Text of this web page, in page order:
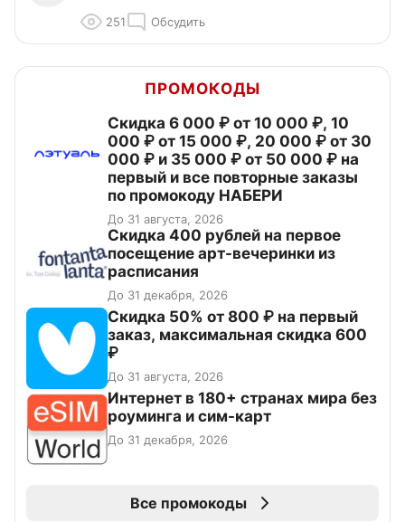
251 Обсудить
ПРОМОКОДЫ
Скидка 6 000 ₽ от 10 000 ₽, 10
000 ₽ от 15 000 ₽, 20 000 ₽ от 30
000 ₽ и 35 000 ₽ от 50 000 ₽ на
первый и все повторные заказы
по промокоду НАБЕРИ
До 31 августа, 2026
Cкидка 400 рублей на первое
посещение арт-вечеринки из
расписания
До 31 декабря, 2026
Скидка 50% от 800 ₽ на первый
заказ, максимальная скидка 600
₽
До 31 августа, 2026
Интернет в 180+ странах мира без
роуминга и сим-карт
До 31 декабря, 2026
Все промокоды